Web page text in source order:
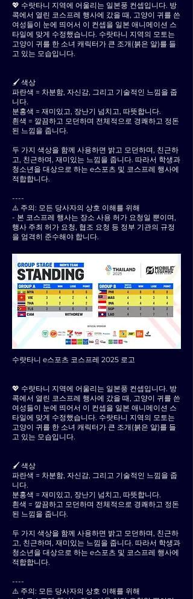
💖 수랏타니 지역에 어울리는 일본풍 컨셉입니다. 방
콕에서 열린 코스프레 행사에 갔을 때, 고양이 귀를 쓴
여성들이 눈에 띄어서 이 컨셉을 일본 애니메이션 스
타일에 맞게 수정했습니다. 수랏타니 지역의 모토는
고양이 귀를 한 소녀 캐릭터가 큰 조개(붉은 알)를 들
고 있는 모습입니다.
🖌 색상
파란색 = 차분함, 자신감, 그리고 기술적인 느낌을 줍
니다.
분홍색 = 재미있고, 장난기 넘치고, 따뜻합니다.
흰색 = 깔끔하고 모던하며 전체적으로 경쾌하고 정돈
된 느낌을 줍니다.
두 가지 색상을 함께 사용하면 밝고 모던하며, 친근하
고, 친근하며, 재미있는 느낌을 줍니다. 따라서 학생과
청소년을 대상으로 하는 e스포츠 및 코스프레 행사에
적합합니다.
----
⚠️ 주의: 모든 당사자의 상호 이해를 위해
- 본 코스프레 행사는 장소 사용 허가 요청일 뿐이며,
행사 주최 허가 요청, 협조 요청 등 정부 기관의 규정
을 엄격히 준수해야 합니다.
수랏타니 e스포츠 코스프레 2025 로고
💖 수랏타니 지역에 어울리는 일본풍 컨셉입니다. 방
콕에서 열린 코스프레 행사에 갔을 때, 고양이 귀를 쓴
여성들이 눈에 띄어서 이 컨셉을 일본 애니메이션 스
타일에 맞게 수정했습니다. 수랏타니 지역의 모토는
고양이 귀를 한 소녀 캐릭터가 큰 조개(붉은 알)를 들
고 있는 모습입니다.
🖌 색상
파란색 = 차분함, 자신감, 그리고 기술적인 느낌을 줍
니다.
분홍색 = 재미있고, 장난기 넘치고, 따뜻합니다.
흰색 = 깔끔하고 모던하며 전체적으로 경쾌하고 정돈
된 느낌을 줍니다.
두 가지 색상을 함께 사용하면 밝고 모던하며, 친근하
고, 친근하며, 재미있는 느낌을 줍니다. 따라서 학생과
청소년을 대상으로 하는 e스포츠 및 코스프레 행사에
적합합니다.
----
⚠️ 주의: 모든 당사자의 상호 이해를 위해